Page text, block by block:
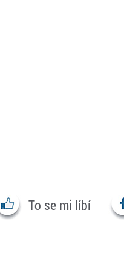
To se mi líbí